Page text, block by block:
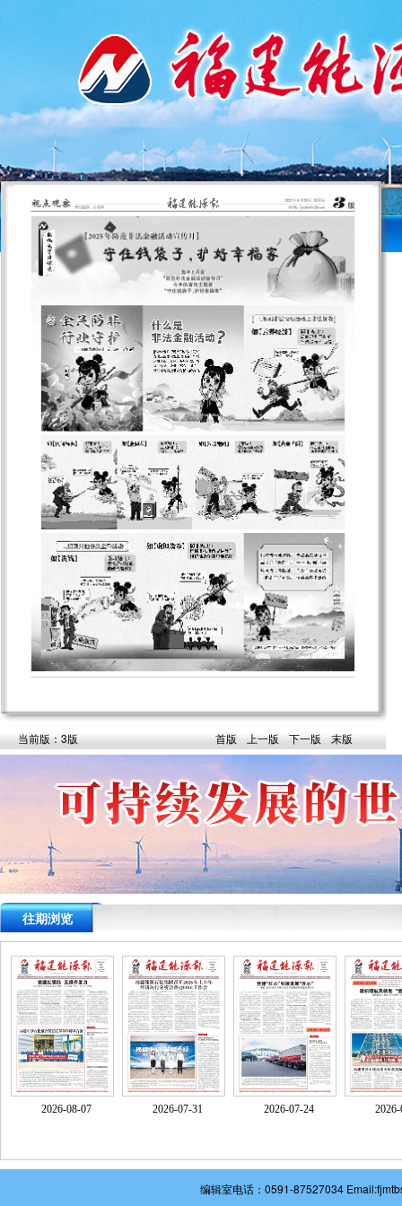
当前版：3版 首版 上一版 下一版 末版
往期浏览
2026-08-07 2026-07-31 2026-07-24
编辑室电话：0591-87527034